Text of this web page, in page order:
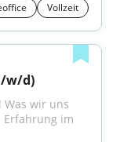
Vollzeit
w/d)
wir uns
im